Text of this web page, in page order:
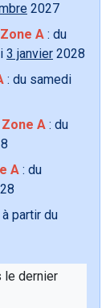
2027
Zone A : du
3 janvier 2028
: du samedi
Zone A : du
A : du
à partir du
le dernier